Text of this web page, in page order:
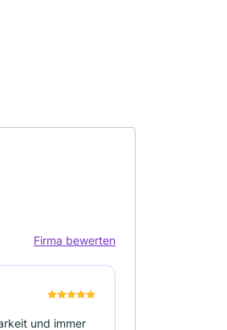
Firma bewerten
und immer